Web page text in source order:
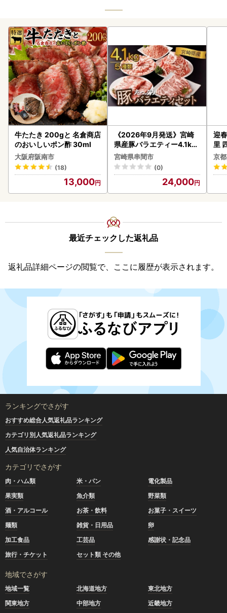
牛たたき 200gと 名倉商店
のおいしいポン酢 30ml
大阪府阪南市
(18)
13,000
《2026年9月発送》宮崎
県産豚バラエティー4.1kg
セット_K033-057-2609
宮崎県串間市
(0)
24,000
迎
里
京
最近チェックした返礼品
返礼品詳細ページの閲覧で、ここに履歴が表示されます。
ランキングでさがす
おすすめ総合人気返礼品ランキング
カテゴリ別人気返礼品ランキング
人気自治体ランキング
カテゴリでさがす
肉・ハム類 米・パン
電化製品
果実類
魚介類
野菜類
酒・アルコール
お茶・飲料
お菓子・スイーツ
麺類
雑貨・日用品
卵
加工食品
工芸品
感謝状・記念品
旅行・チケット
セット類 その他
地域でさがす
地域一覧 北海道地方
東北地方
関東地方
中部地方
近畿地方